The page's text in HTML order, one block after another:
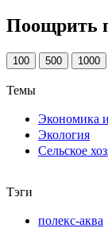
Поощрить
100 500 1000
Темы
Экономика
Экология
Сельское
Тэги
полекс-аква